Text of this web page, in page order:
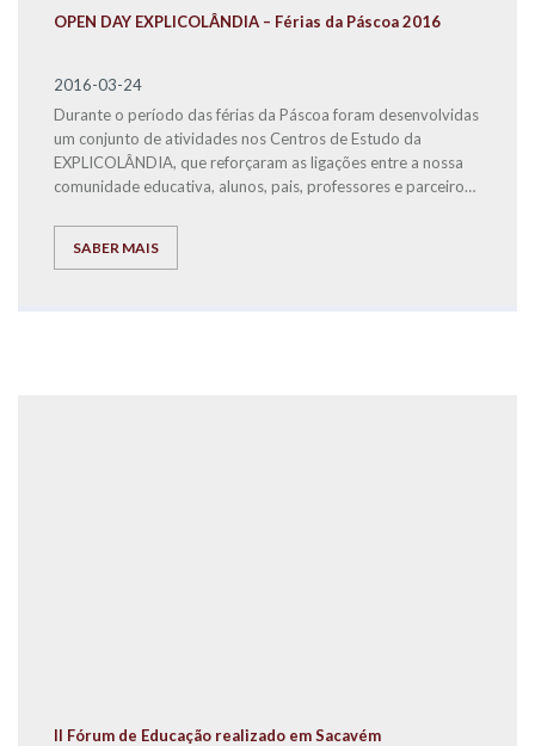
OPEN DAY EXPLICOLÂNDIA – Férias da Páscoa 2016
2016-03-24
Durante o período das férias da Páscoa foram desenvolvidas
um conjunto de atividades nos Centros de Estudo da
EXPLICOLÂNDIA, que reforçaram as ligações entre a nossa
comunidade educativa, alunos, pais, professores e parceiros,
SABER MAIS
II Fórum de Educação realizado em Sacavém